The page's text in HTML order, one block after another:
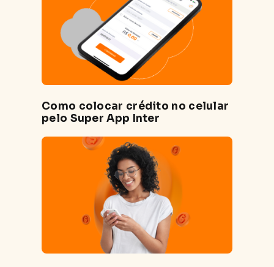
Como colocar crédito no celular
pelo Super App Inter